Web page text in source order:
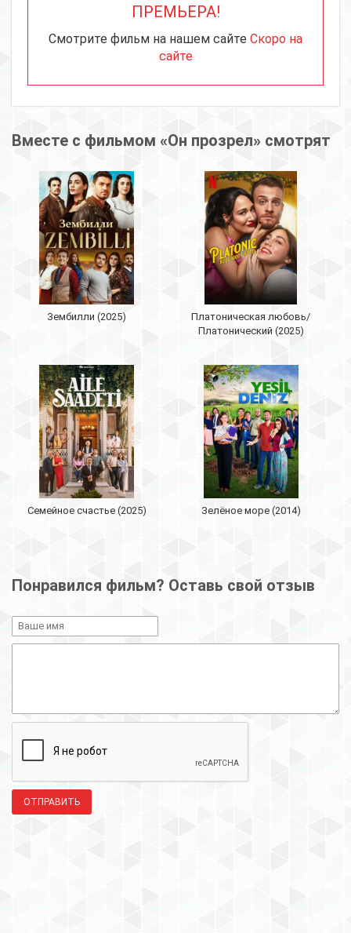
ПРЕМЬЕРА!
Смотрите фильм на нашем сайте Скоро на
сайте
Вместе с фильмом «Он прозрел» смотрят
Зембилли (2025)
Платоническая любовь/
Платонический (2025)
Семейное счастье (2025) Зелёное море (2014)
Понравился фильм? Оставь свой отзыв
ОТПРАВИТЬ